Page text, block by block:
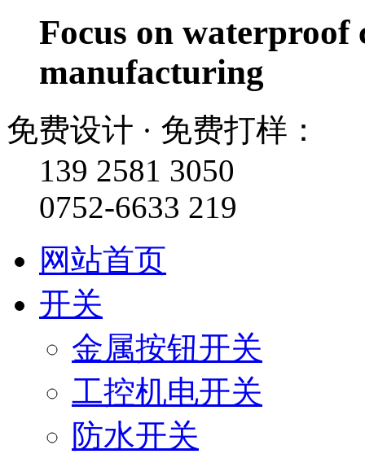
Focus on waterproof
manufacturing
免费设计 · 免费打样：
139 2581 3050
0752-6633 219
网站首页
开关
金属按钮开关
工控机电开关
防水开关